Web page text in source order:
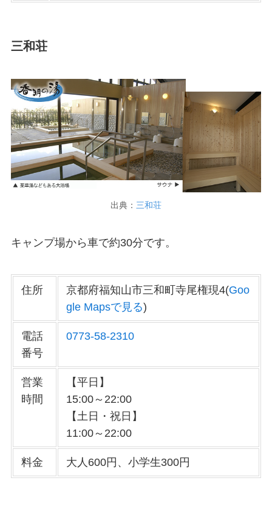
三和荘
出典： 三和荘
キャンプ場から車で約30分です。
住所 京都府福知山市三和町寺尾権現4(Goo
gle Mapsで見る)
電話
番号
0773-58-2310
営業
時間
【平日】
15:00～22:00
【土日・祝日】
11:00～22:00
料金 大人600円、小学生300円